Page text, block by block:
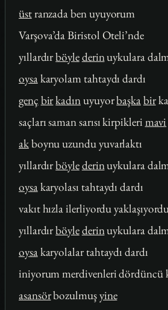
üstranzada ben uyuyorum
Varşova’da Biristol Oteli’nde
yıllardırböylederinuykulara
oysakaryolam tahtaydı dardı
genç birkadınuyuyorbaşkabir
saçları saman sarısı kirpikleri mavi
akboynu uzundu yuvarlaktı
yıllardırböylederinuykulara
oysakaryolası tahtaydı dardı
vakıt hızla ilerliyordu
yıllardırböylederinuykulara
oysakaryolalar tahtaydı dardı
iniyorum merdivenleri dördüncü
asansörbozulmuşyine